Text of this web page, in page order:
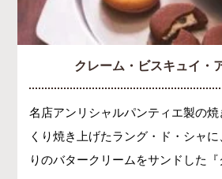
クレーム・ビスキュイ・
名店アンリシャルパンティエ製の
くり焼き上げたラング・ド・シャ
りのバタークリームをサンドした